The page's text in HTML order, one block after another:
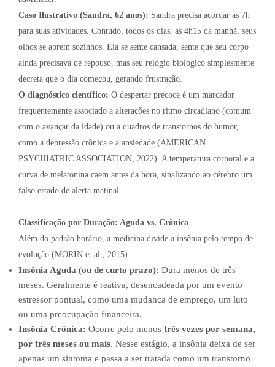
Caso Ilustrativo (Sandra, 62 anos): Sandra precisa acordar às 7h
para suas atividades. Contudo, todos os dias, às 4h15 da manhã, seus
olhos se abrem sozinhos. Ela se sente cansada, sente que seu corpo
ainda precisava de repouso, mas seu relógio biológico simplesmente
decreta que o dia começou, gerando frustração.
O diagnóstico científico: O despertar precoce é um marcador
frequentemente associado a alterações no ritmo circadiano (comum
com o avançar da idade) ou a quadros de transtornos do humor,
como a depressão crônica e a ansiedade (AMERICAN
PSYCHIATRIC ASSOCIATION, 2022). A temperatura corporal e a
curva de melatonina caem antes da hora, sinalizando ao cérebro um
falso estado de alerta matinal.
Classificação por Duração: Aguda vs. Crônica
Além do padrão horário, a medicina divide a insônia pelo tempo de
evolução (MORIN et al., 2015):
Insônia Aguda (ou de curto prazo): Dura menos de três
meses. Geralmente é reativa, desencadeada por um evento
estressor pontual, como uma mudança de emprego, um luto
ou uma preocupação financeira.
Insônia Crônica: Ocorre pelo menos três vezes por semana,
por três meses ou mais. Nesse estágio, a insônia deixa de ser
apenas um sintoma e passa a ser tratada como um transtorno